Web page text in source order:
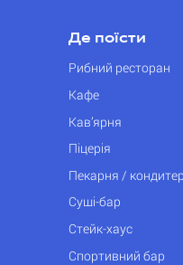
Де поїсти
Рибний ресторан
Кафе
Кав’ярня
Піцерія
Пекарня /
Суші-бар
Стейк-хаус
Спортивний бар